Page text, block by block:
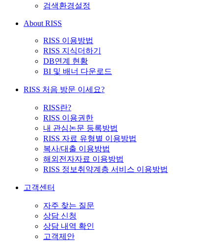
검색환경설정
About RISS
RISS 이용방법
RISS 지식더하기
DB연계 현황
BI 및 배너 다운로드
RISS 처음 방문 이세요?
RISS란?
RISS 이용권한
내 관심논문 등록방법
RISS 자료 유형별 이용방법
복사/대출 이용방법
해외전자자료 이용방법
RISS 정보취약계층 서비스 이용방법
고객센터
자주 찾는 질문
상담 신청
상담 내역 확인
고객제안